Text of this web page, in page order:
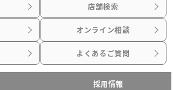
店舗検索
オンライン相談
よくあるご質問
採用情報